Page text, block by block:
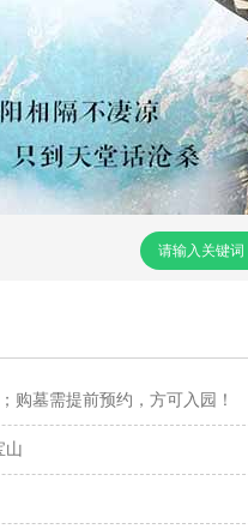
购墓需提前预约，方可入园！
山